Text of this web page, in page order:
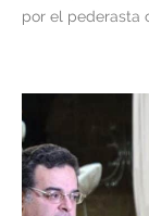
por el pederasta